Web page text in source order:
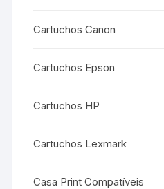
Cartuchos Canon
Cartuchos Epson
Cartuchos HP
Cartuchos Lexmark
Casa Print Compatíveis